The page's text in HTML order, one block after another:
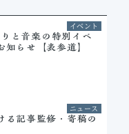
イベント
と音楽の特別イベ
らせ【表参道】
ニュース
る記事監修・寄稿の